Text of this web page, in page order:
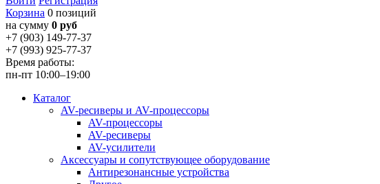
Корзина 0 позиций
на сумму 0 руб
+7 (903) 149-77-37
+7 (993) 925-77-37
Время работы:
пн-пт 10:00–19:00
Каталог
AV-ресиверы и AV-процессоры
AV-процессоры
AV-ресиверы
AV-усилители
Аксессуары и сопутствующее оборудование
Антирезонансные устройства